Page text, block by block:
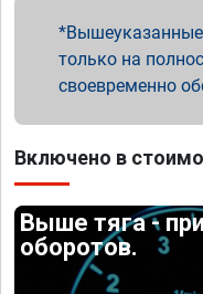
только на
своевременно
Включено в
Выше тяга -
оборотов.